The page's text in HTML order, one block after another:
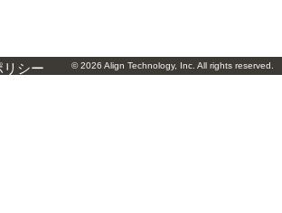
リシー © 2026 Align Technology, Inc. All rights reserved.